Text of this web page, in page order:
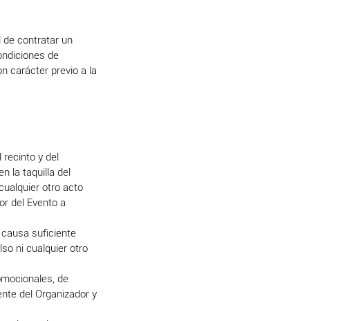
de contratar un
de
carácter previo a la
recinto y del
la taquilla del
otro acto
del Evento a
suficiente
ni cualquier otro
de
del Organizador y